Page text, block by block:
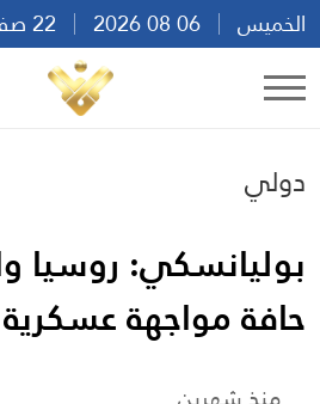
الخميس
22:52
دولي
بوليانسكي: روسيا
حافة مواجهة